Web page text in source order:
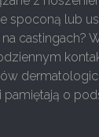
spoconą lub
na
pamiętają o